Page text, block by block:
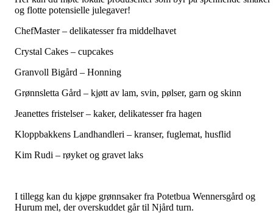
og flotte potensielle julegaver!
ChefMaster – delikatesser fra middelhavet
Crystal Cakes – cupcakes
Granvoll Bigård – Honning
Grønnsletta Gård – kjøtt av lam, svin, pølser, garn og skinn
Jeanettes fristelser – kaker, delikatesser fra hagen
Kloppbakkens Landhandleri – kranser, fuglemat, husflid
Kim Rudi – røyket og gravet laks
I tillegg kan du kjøpe grønnsaker fra Potetbua Wennersgård og
Hurum mel, der overskuddet går til Njård turn.